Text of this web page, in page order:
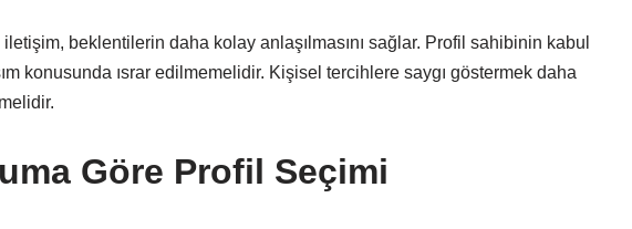
iletişim, beklentilerin daha kolay anlaşılmasını sağlar. Profil sahibinin kabul
konusunda ısrar edilmemelidir. Kişisel tercihlere saygı göstermek daha
Göre Profil Seçimi